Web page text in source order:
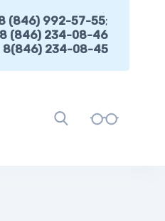
(846) 992-57-55;
8 (846) 234-08-46
8(846) 234-08-45